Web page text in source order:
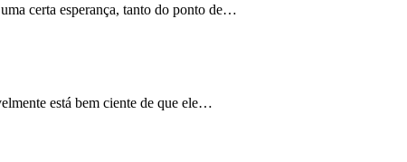
certa esperança, tanto do ponto de…
está bem ciente de que ele…